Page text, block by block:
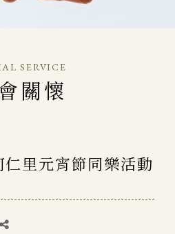
SERVICE
關懷
仁里元宵節同樂活動